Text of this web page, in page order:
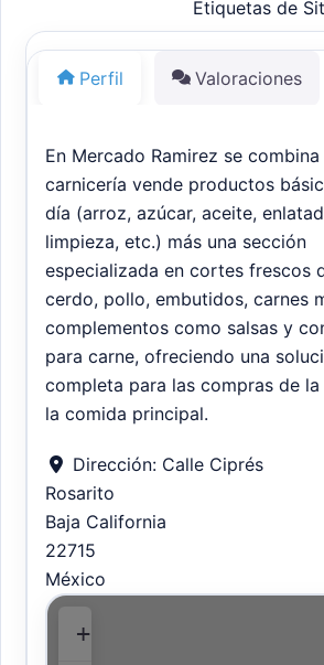
Etiquetas de
Perfil Valoraciones
En Mercado Ramirez se
carnicería vende productos
día (arroz, azúcar, aceite,
limpieza, etc.) más una sección
especializada en cortes frescos
cerdo, pollo, embutidos, carnes
complementos como salsas y
para carne, ofreciendo una
completa para las compras de la
la comida principal.
Dirección: Calle Ciprés
Rosarito
Baja California
22715
México
+